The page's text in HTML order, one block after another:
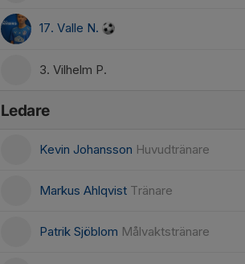
17. Valle N.
3. Vilhelm P.
Ledare
Kevin Johansson Huvudtränare
Markus Ahlqvist Tränare
Patrik Sjöblom Målvaktstränare